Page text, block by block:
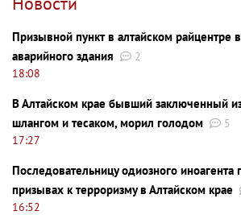
Призывной пункт в алтайском райцентре
аварийного здания
2
18:08
В Алтайском крае бывший заключенный
шлангом и тесаком, морил голодом
5
17:27
Последовательницу одиозного иноагента
призывах к терроризму в Алтайском крае
16:52